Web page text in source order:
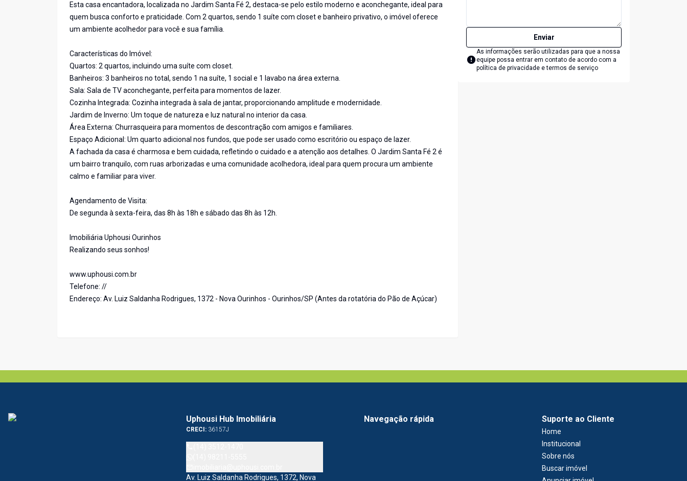
Esta casa encantadora, localizada no Jardim Santa Fé 2, destaca-se pelo estilo moderno e aconchegante, ideal para
quem busca conforto e praticidade. Com 2 quartos, sendo 1 suíte com closet e banheiro privativo, o imóvel oferece
um ambiente acolhedor para você e sua família.
Características do Imóvel:
Quartos: 2 quartos, incluindo uma suíte com closet.
Banheiros: 3 banheiros no total, sendo 1 na suíte, 1 social e 1 lavabo na área externa.
Sala: Sala de TV aconchegante, perfeita para momentos de lazer.
Cozinha Integrada: Cozinha integrada à sala de jantar, proporcionando amplitude e modernidade.
Jardim de Inverno: Um toque de natureza e luz natural no interior da casa.
Área Externa: Churrasqueira para momentos de descontração com amigos e familiares.
Espaço Adicional: Um quarto adicional nos fundos, que pode ser usado como escritório ou espaço de lazer.
A fachada da casa é charmosa e bem cuidada, refletindo o cuidado e a atenção aos detalhes. O Jardim Santa Fé 2 é
um bairro tranquilo, com ruas arborizadas e uma comunidade acolhedora, ideal para quem procura um ambiente
calmo e familiar para viver.
Agendamento de Visita:
De segunda à sexta-feira, das 8h às 18h e sábado das 8h às 12h.
Imobiliária Uphousi Ourinhos
Realizando seus sonhos!
www.uphousi.com.br
Telefone: //
Endereço: Av. Luiz Saldanha Rodrigues, 1372 - Nova Ourinhos - Ourinhos/SP (Antes da rotatória do Pão de Açúcar)
Enviar
As informações serão utilizadas para que a nossa
equipe possa entrar em contato de acordo com a
política de privacidade e termos de serviço
Uphousi Hub Imobiliária
CRECI: 36157J
Av. Luiz Saldanha Rodrigues, 1372, Nova
Navegação rápida Suporte ao Cliente
Home
Institucional
Sobre nós
Buscar imóvel